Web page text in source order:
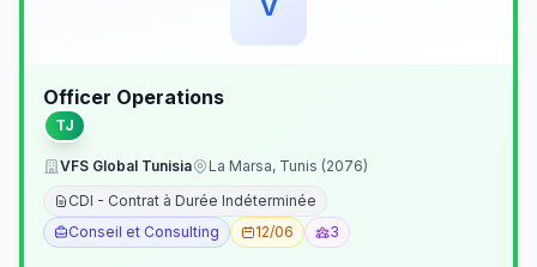
V
Officer Operations
TJ
VFS Global Tunisia
La Marsa, Tunis (2076)
CDI - Contrat à Durée Indéterminée
Conseil et Consulting
12/06 3